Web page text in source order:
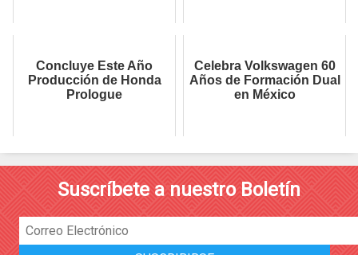
Concluye Este Año
Producción de Honda
Prologue
Celebra Volkswagen 60
Años de Formación Dual
en México
Suscríbete a nuestro Boletín